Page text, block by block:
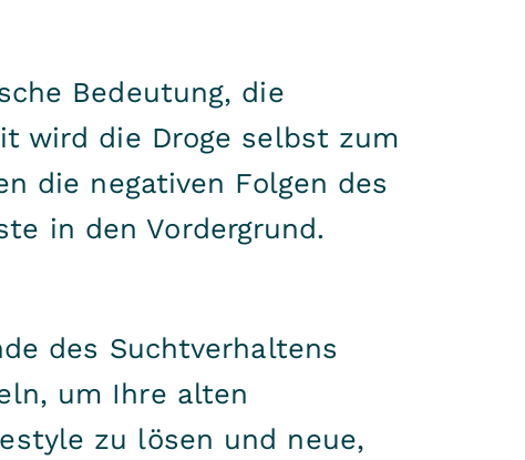
Bedeutung, die
wird die Droge selbst zum
die negativen Folgen des
in den Vordergrund.
des Suchtverhaltens
um Ihre alten
zu lösen und neue,